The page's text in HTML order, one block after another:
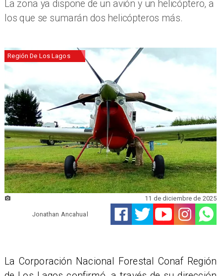
La zona ya dispone de un avión y un helicóptero, a
los que se sumarán dos helicópteros más.
Región De Los Lagos
Jonathan Ancahual
11 de diciembre de 2025
La Corporación Nacional Forestal Conaf Región